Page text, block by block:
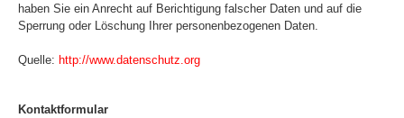
haben Sie ein Anrecht auf Berichtigung falscher Daten und auf die
Sperrung oder Löschung Ihrer personenbezogenen Daten.
Quelle: http://www.datenschutz.org
Kontaktformular